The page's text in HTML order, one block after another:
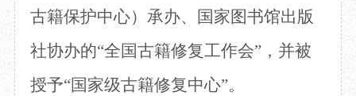
数字文创
IP授权
草堂艺术中心
文创咨询
诗史堂
柴门
工部祠
少陵草堂碑亭
古籍保护中心）承办、国家图书馆出版
社协办的“全国古籍修复工作会”，并被
授予“国家级古籍修复中心”。